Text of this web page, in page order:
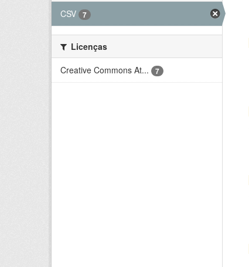
CSV
7
Licenças
Creative Commons At...
7